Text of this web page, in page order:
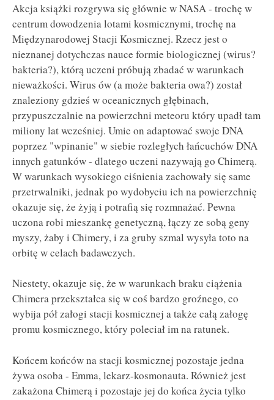
Akcja książki rozgrywa się głównie w NASA - trochę w
centrum dowodzenia lotami kosmicznymi, trochę na
Międzynarodowej Stacji Kosmicznej. Rzecz jest o
nieznanej dotychczas nauce formie biologicznej (wirus?
bakteria?), którą uczeni próbują zbadać w warunkach
nieważkości. Wirus ów (a może bakteria owa?) został
znaleziony gdzieś w oceanicznych głębinach,
przypuszczalnie na powierzchni meteoru który upadł tam
miliony lat wcześniej. Umie on adaptować swoje DNA
poprzez "wpinanie" w siebie rozległych łańcuchów DNA
innych gatunków - dlatego uczeni nazywają go Chimerą.
W warunkach wysokiego ciśnienia zachowały się same
przetrwalniki, jednak po wydobyciu ich na powierzchnię
okazuje się, że żyją i potrafią się rozmnażać. Pewna
uczona robi mieszankę genetyczną, łączy ze sobą geny
myszy, żaby i Chimery, i za gruby szmal wysyła toto na
orbitę w celach badawczych.
Niestety, okazuje się, że w warunkach braku ciążenia
Chimera przekształca się w coś bardzo groźnego, co
wybija pół załogi stacji kosmicznej a także całą załogę
promu kosmicznego, który poleciał im na ratunek.
Końcem końców na stacji kosmicznej pozostaje jedna
żywa osoba - Emma, lekarz-kosmonauta. Również jest
zakażona Chimerą i pozostaje jej do końca życia tylko